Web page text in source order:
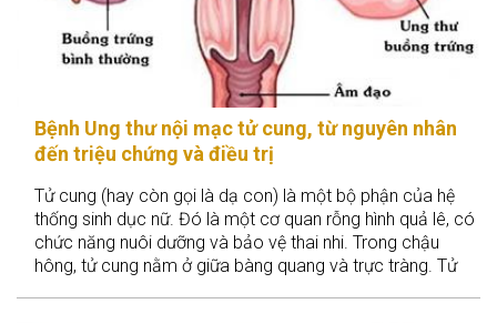
Bệnh Ung thư nội mạc tử cung, từ nguyên nhân
đến triệu chứng và điều trị
Tử cung (hay còn gọi là dạ con) là một bộ phận của hệ
thống sinh dục nữ. Đó là một cơ quan rỗng hình quả lê, có
chức năng nuôi dưỡng và bảo vệ thai nhi. Trong chậu
hông, tử cung nằm ở giữa bàng quang và trực tràng. Tử